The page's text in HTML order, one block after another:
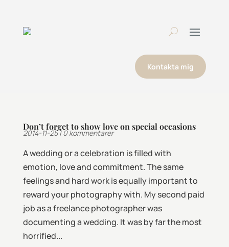
Kontakta mig
Don’t forget to show love on special occasions
2014-11-25|0 kommentarer
A wedding or a celebration is filled with
emotion, love and commitment. The same
feelings and hard work is equally important to
reward your photography with. My second paid
job as a freelance photographer was
documenting a wedding. It was by far the most
horrified...